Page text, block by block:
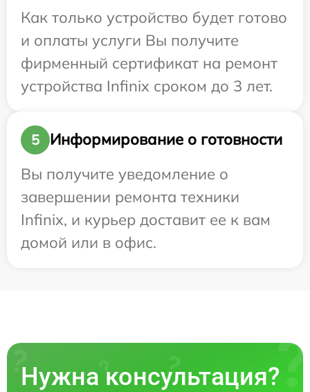
Как только устройство будет готово
и оплаты услуги Вы получите
фирменный сертификат на ремонт
устройства Infinix сроком до 3 лет.
5
Информирование о готовности
Вы получите уведомление о
завершении ремонта техники
Infinix, и курьер доставит ее к вам
домой или в офис.
Нужна консультация?